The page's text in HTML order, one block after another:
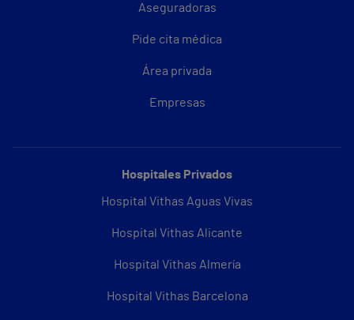
Aseguradoras
Pide cita médica
Área privada
Empresas
Hospitales Privados
Hospital Vithas Aguas Vivas
Hospital Vithas Alicante
Hospital Vithas Almería
Hospital Vithas Barcelona